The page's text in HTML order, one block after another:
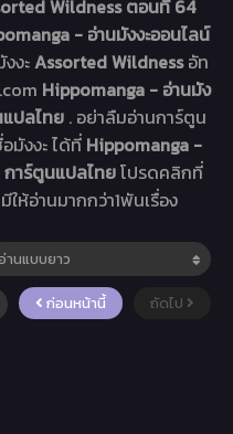
Wildness ตอนที่ 64
- อ่านมังงะออนไลน์
งงะAssorted Wildnessอัท
Hippomanga - อ่านมัง
แปลไทย . อย่าลืมอ่านการ์ตูน
มังงะ ได้ที่ Hippomanga -
การ์ตูนแปลไทยโปรดคลิกที่
ให้อ่านมากกว่า1พันเรื่อง
ก่อนหน้านี้ ถัดไป